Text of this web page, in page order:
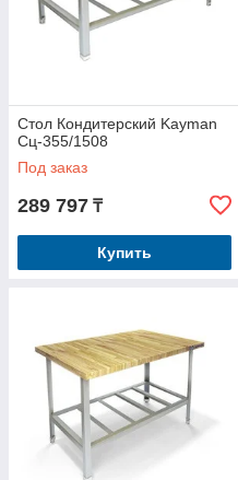
Стол Кондитерский Kayman
Сц-355/1508
Под заказ
289 797 ₸
Купить